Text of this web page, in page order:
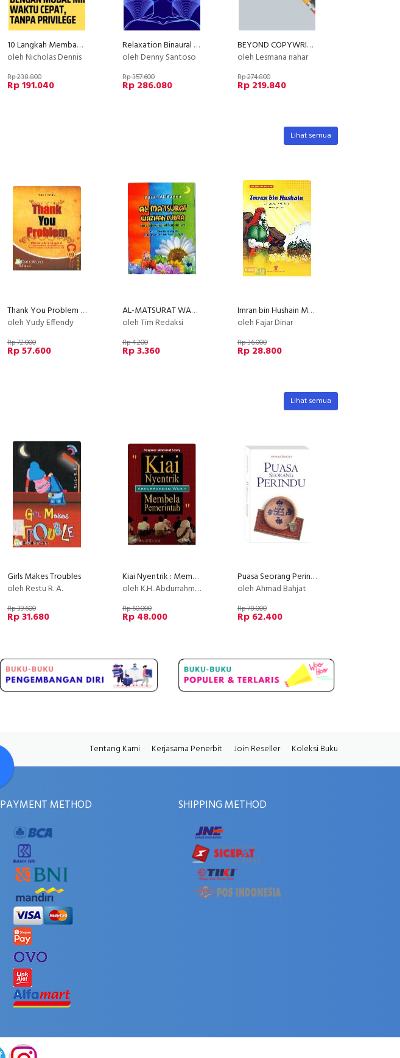
10 Langkah Membangun Perusahaan Ekspor!
oleh Nicholas Dennis
Rp 238.800
Rp 191.040
Relaxation Binaural Audio - Hilangkan Stress & Anxiety
oleh Denny Santoso
Rp 357.600
Rp 286.080
BEYOND COPYWRITING (E-Course)
oleh Lesmana nahar
Rp 274.800
Rp 219.840
Lihat semua
Thank You Problem - Masalah Adalah Anugerah
oleh Yudy Effendy
Rp 72.000
Rp 57.600
AL-MATSURAT WAZIFAH KUBRA (Jenis 1) pelangi
oleh Tim Redaksi
Rp 4.200
Rp 3.360
Imran bin Hushain Menyerupai Malaikat
oleh Fajar Dinar
Rp 36.000
Rp 28.800
Lihat semua
Girls Makes Troubles
oleh Restu R. A.
Rp 39.600
Rp 31.680
Kiai Nyentrik : Membela Pemerintah
oleh K.H. Abdurrahman Wahid
Rp 60.000
Rp 48.000
Puasa Seorang Perindu
oleh Ahmad Bahjat
Rp 78.000
Rp 62.400
Tentang Kami Kerjasama Penerbit Join Reseller Koleksi Buku
PAYMENT METHOD SHIPPING METHOD